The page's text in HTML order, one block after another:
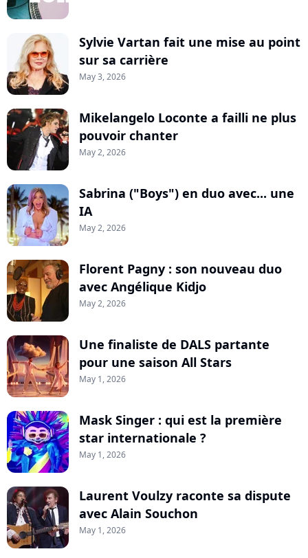
Sylvie Vartan fait une mise au point
sur sa carrière
May 3, 2026
Mikelangelo Loconte a failli ne plus
pouvoir chanter
May 2, 2026
Sabrina ("Boys") en duo avec... une
IA
May 2, 2026
Florent Pagny : son nouveau duo
avec Angélique Kidjo
May 2, 2026
Une finaliste de DALS partante
pour une saison All Stars
May 1, 2026
Mask Singer : qui est la première
star internationale ?
May 1, 2026
Laurent Voulzy raconte sa dispute
avec Alain Souchon
May 1, 2026